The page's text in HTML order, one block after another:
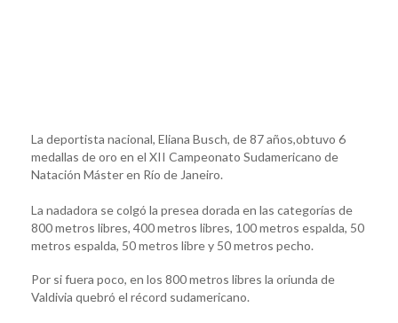
La deportista nacional, Eliana Busch, de 87 años,obtuvo 6
medallas de oro en el XII Campeonato Sudamericano de
Natación Máster en Río de Janeiro.
La nadadora se colgó la presea dorada en las categorías de
800 metros libres, 400 metros libres, 100 metros espalda, 50
metros espalda, 50 metros libre y 50 metros pecho.
Por si fuera poco, en los 800 metros libres la oriunda de
Valdivia quebró el récord sudamericano.